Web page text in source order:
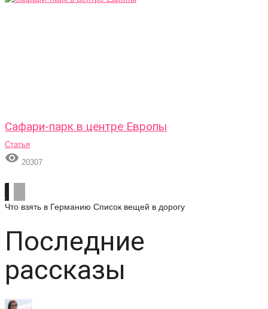
Сафари-парк в центре Европы
Статья
 20307
Что взять в Германию Список вещей в дорогу
Последние
рассказы